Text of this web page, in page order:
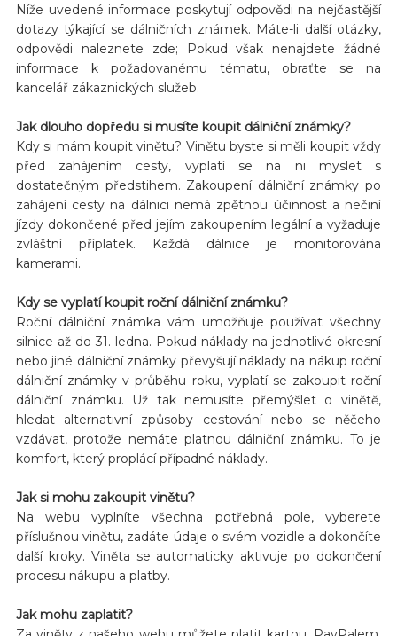
Níže uvedené informace poskytují odpovědi na nejčastější
dotazy týkající se dálničních známek. Máte-li další otázky,
odpovědi naleznete zde; Pokud však nenajdete žádné
informace k požadovanému tématu, obraťte se na
kancelář zákaznických služeb.
Jak dlouho dopředu si musíte koupit dálniční známky?
Kdy si mám koupit vinětu? Vinětu byste si měli koupit vždy
před zahájením cesty, vyplatí se na ni myslet s
dostatečným předstihem. Zakoupení dálniční známky po
zahájení cesty na dálnici nemá zpětnou účinnost a nečiní
jízdy dokončené před jejím zakoupením legální a vyžaduje
zvláštní příplatek. Každá dálnice je monitorována
kamerami.
Kdy se vyplatí koupit roční dálniční známku?
Roční dálniční známka vám umožňuje používat všechny
silnice až do 31. ledna. Pokud náklady na jednotlivé okresní
nebo jiné dálniční známky převyšují náklady na nákup roční
dálniční známky v průběhu roku, vyplatí se zakoupit roční
dálniční známku. Už tak nemusíte přemýšlet o vinětě,
hledat alternativní způsoby cestování nebo se něčeho
vzdávat, protože nemáte platnou dálniční známku. To je
komfort, který proplácí případné náklady.
Jak si mohu zakoupit vinětu?
Na webu vyplníte všechna potřebná pole, vyberete
příslušnou vinětu, zadáte údaje o svém vozidle a dokončíte
další kroky. Viněta se automaticky aktivuje po dokončení
procesu nákupu a platby.
Jak mohu zaplatit?